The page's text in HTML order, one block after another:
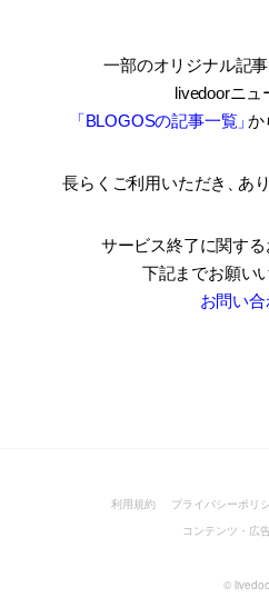
一部のオリジナル記
livedoorニュ
「BLOGOSの記事一覧」か
長らくご利用いただき あ
サービス終了に関する
下記までお願い
お問い
利用規約 プライバシーポリ
コンテンツ・広
©